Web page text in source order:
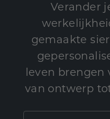
Verander
gemaakte
leven
van ontwerp